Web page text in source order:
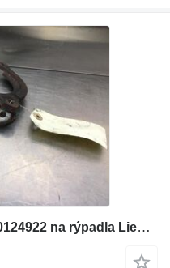
Upevnenie Liebherr Holder 10124922 na rýpadla Liebherr LH60 C/LH60 CHR/LH60 M/LH60 MHR/LH60 MT/LH80 C/LH80 M/LH80 MHR/L566/L576/L580/R946/R950/R956/R960/R976/D936